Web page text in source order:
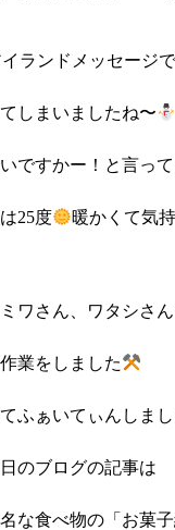
ランドメッセージ
しまいましたね〜
ですかー！と言っ
25度 暖かくて気
ワさん、ワタシさ
業をしました
ふぁいてぃんしま
のブログの記事は
な食べ物の「お菓